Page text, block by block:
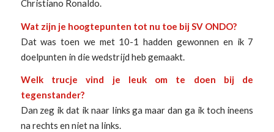
Christiano Ronaldo.
Wat zijn je hoogtepunten tot nu toe bij SV ONDO?
Dat was toen we met 10-1 hadden gewonnen en ik 7
doelpunten in die wedstrijd heb gemaakt.
Welk trucje vind je leuk om te doen bij de
tegenstander?
Dan zeg ik dat ik naar links ga maar dan ga ik toch ineens
na rechts en niet na links.